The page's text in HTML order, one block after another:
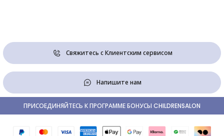
Свяжитесь с Клиентским сервисом
Напишите нам
ПРИСОЕДИНЯЙТЕСЬ К ПРОГРАММЕ БОНУСЫ CHILDRENSALON